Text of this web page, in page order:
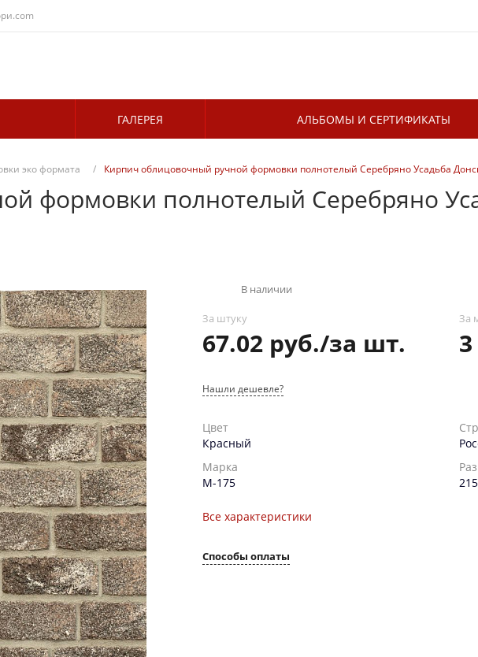
ГАЛЕРЕЯ АЛЬБОМЫ И СЕРТИФИКАТЫ
эко формата / Кирпич облицовочный ручной формовки полнотелый Серебряно Усадьба
формовки полнотелый Серебряно
В наличии
За штуку
67.02 руб./за шт.
За
Нашли дешевле?
Цвет
Красный
Марка
М-175
Все характеристики
Способы оплаты